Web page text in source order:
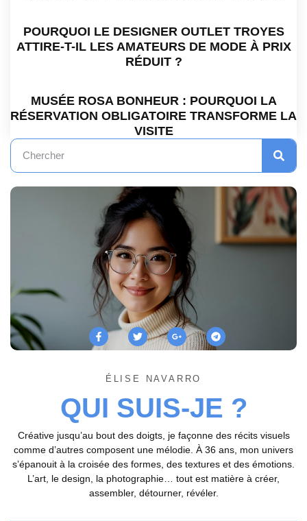
POURQUOI LE DESIGNER OUTLET TROYES
ATTIRE-T-IL LES AMATEURS DE MODE À PRIX
RÉDUIT ?
MUSÉE ROSA BONHEUR : POURQUOI LA
RÉSERVATION OBLIGATOIRE TRANSFORME LA
VISITE
ÉLISE NAVARRO
QUI SUIS-JE ?
Créative jusqu’au bout des doigts, je façonne des récits visuels
comme d’autres composent une mélodie. À 36 ans, mon univers
s’épanouit à la croisée des formes, des textures et des émotions.
L’art, le design, la photographie… tout est matière à créer,
assembler, détourner, révéler.